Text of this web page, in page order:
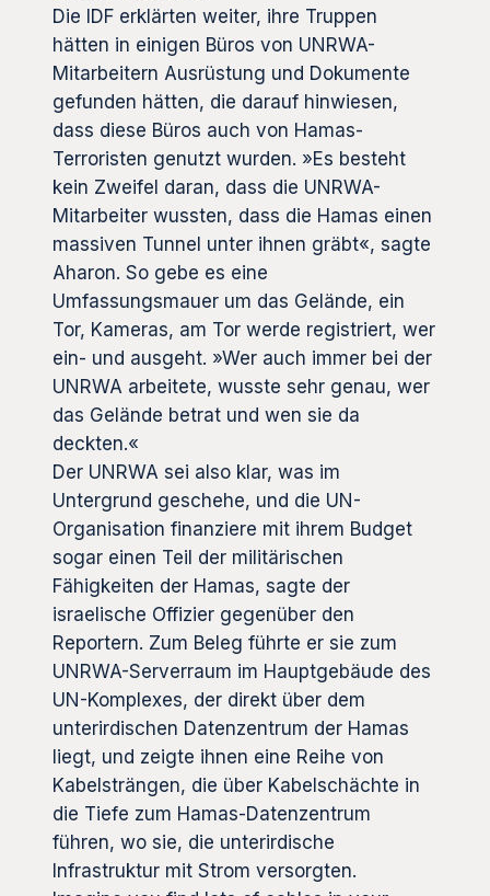
Die IDF erklärten weiter, ihre Truppen
hätten in einigen Büros von UNRWA-
Mitarbeitern Ausrüstung und Dokumente
gefunden hätten, die darauf hinwiesen,
dass diese Büros auch von Hamas-
Terroristen genutzt wurden. »Es besteht
kein Zweifel daran, dass die UNRWA-
Mitarbeiter wussten, dass die Hamas einen
massiven Tunnel unter ihnen gräbt«, sagte
Aharon. So gebe es eine
Umfassungsmauer um das Gelände, ein
Tor, Kameras, am Tor werde registriert, wer
ein- und ausgeht. »Wer auch immer bei der
UNRWA arbeitete, wusste sehr genau, wer
das Gelände betrat und wen sie da
deckten.«
Der UNRWA sei also klar, was im
Untergrund geschehe, und die UN-
Organisation finanziere mit ihrem Budget
sogar einen Teil der militärischen
Fähigkeiten der Hamas, sagte der
israelische Offizier gegenüber den
Reportern. Zum Beleg führte er sie zum
UNRWA-Serverraum im Hauptgebäude des
UN-Komplexes, der direkt über dem
unterirdischen Datenzentrum der Hamas
liegt, und zeigte ihnen eine Reihe von
Kabelsträngen, die über Kabelschächte in
die Tiefe zum Hamas-Datenzentrum
führen, wo sie, die unterirdische
Infrastruktur mit Strom versorgten.